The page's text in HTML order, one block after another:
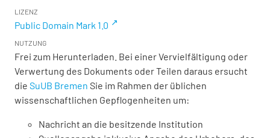
LIZENZ
Public Domain Mark 1.0
NUTZUNG
Frei zum Herunterladen. Bei einer Vervielfältigung oder
Verwertung des Dokuments oder Teilen daraus ersucht
die SuUB Bremen Sie im Rahmen der üblichen
wissenschaftlichen Gepflogenheiten um:
Nachricht an die besitzende Institution